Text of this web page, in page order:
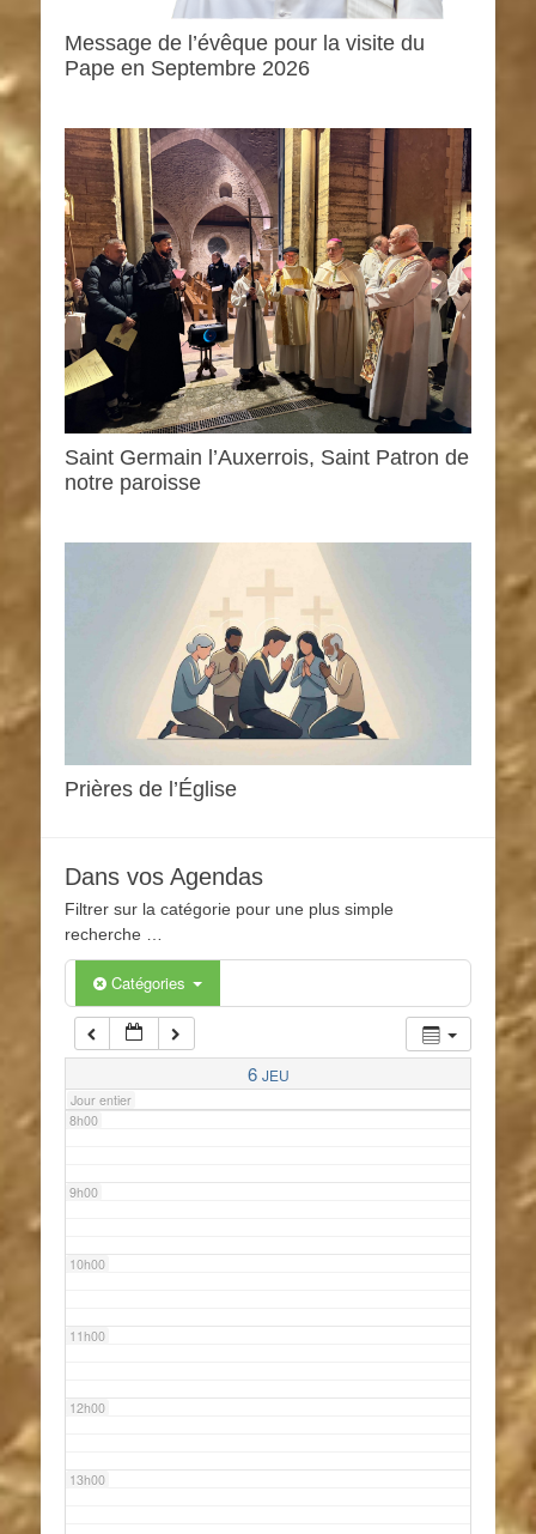
Message de l’évêque pour la visite du
Pape en Septembre 2026
Saint Germain l’Auxerrois, Saint Patron de
notre paroisse
Prières de l’Église
Dans vos Agendas
Filtrer sur la catégorie pour une plus simple
recherche …
Catégories
6 JEU
Jour entier
0h00
5h00
6h00
7h00
8h00
9h00
10h00
11h00
12h00
13h00